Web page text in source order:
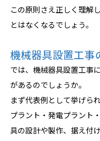
この原則さえ正しく理解
とはなくなるでしょう。
機械器具設置工事
では、機械器具設置工事
があるのでしょうか。
まず代表例として挙げら
プラント・発電プラント
具の設計や製作、据え付